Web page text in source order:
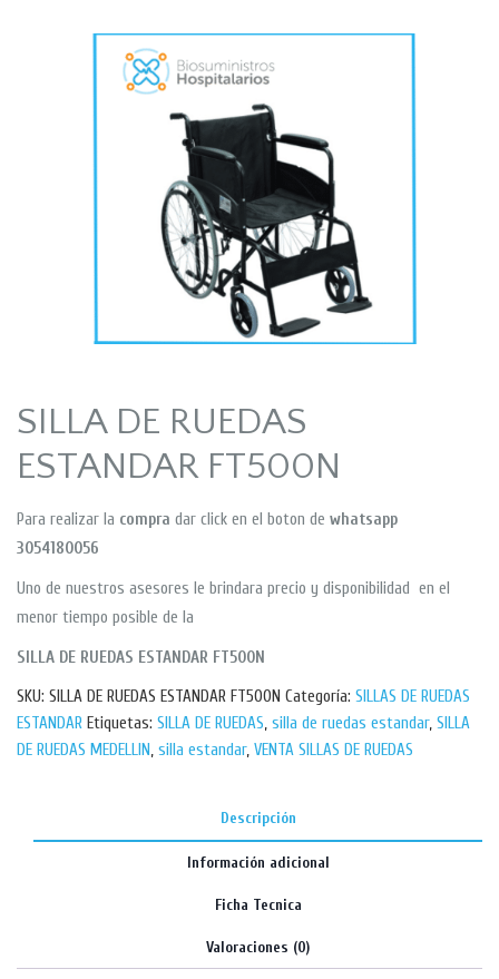
SILLA DE RUEDAS
ESTANDAR FT500N
Para realizar la compra dar click en el boton de whatsapp
3054180056
Uno de nuestros asesores le brindara precio y disponibilidad en el
menor tiempo posible de la
SILLA DE RUEDAS ESTANDAR FT500N
SKU: SILLA DE RUEDAS ESTANDAR FT500N Categoría: SILLAS DE RUEDAS
ESTANDAR Etiquetas: SILLA DE RUEDAS, silla de ruedas estandar, SILLA
DE RUEDAS MEDELLIN, silla estandar, VENTA SILLAS DE RUEDAS
Descripción
Información adicional
Ficha Tecnica
Valoraciones (0)